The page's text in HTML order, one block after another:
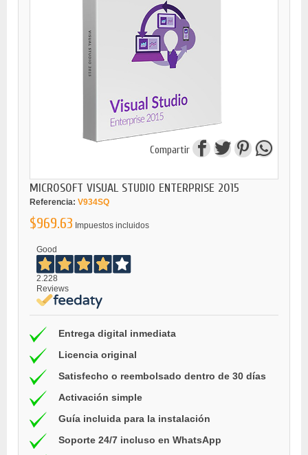
Compartir
MICROSOFT VISUAL STUDIO ENTERPRISE 2015
Referencia: V934SQ
$969.63 Impuestos incluidos
Good
2.228
Reviews
Entrega digital inmediata
Licencia original
Satisfecho o reembolsado dentro de 30 días
Activación simple
Guía incluida para la instalación
Soporte 24/7 incluso en WhatsApp